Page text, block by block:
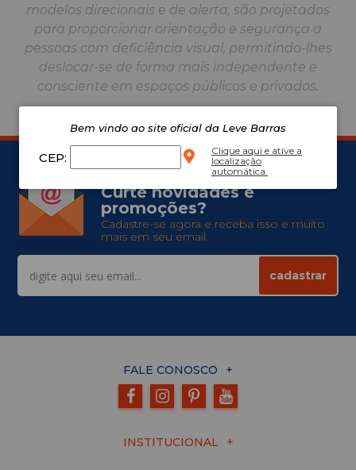
modelos direcionais e de alerta, são projetados
para proporcionar orientação e segurança a
pessoas com deficiência visual, permitindo-lhes
deslocar-se de forma mais independente e
consciente em espaços públicos e privados.
Curte novidades e
promoções?
Cadastre-se agora e receba isso e muito
mais em seu email
cadastrar
FALE CONOSCO
INSTITUCIONAL
Bem vindo ao site oficial da Leve Barras
CEP:
Clique aqui e ative a
localização
automática.